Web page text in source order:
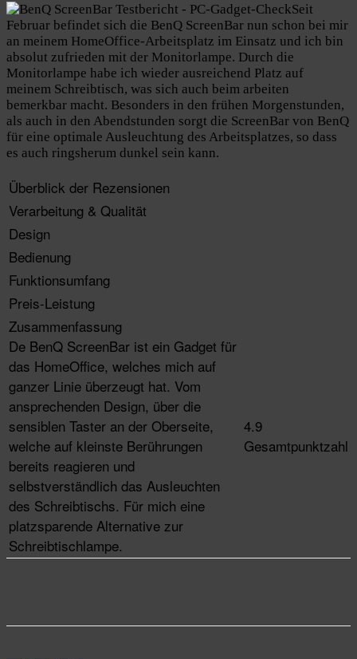
Seit
Februar befindet sich die BenQ ScreenBar nun schon bei mir
an meinem HomeOffice-Arbeitsplatz im Einsatz und ich bin
absolut zufrieden mit der Monitorlampe. Durch die
Monitorlampe habe ich wieder ausreichend Platz auf
meinem Schreibtisch, was sich auch beim arbeiten
bemerkbar macht. Besonders in den frühen Morgenstunden,
als auch in den Abendstunden sorgt die ScreenBar von BenQ
für eine optimale Ausleuchtung des Arbeitsplatzes, so dass
es auch ringsherum dunkel sein kann.
Überblick der Rezensionen
Verarbeitung & Qualität
Design
Bedienung
Funktionsumfang
Preis-Leistung
Zusammenfassung
De BenQ ScreenBar ist ein Gadget für
das HomeOffice, welches mich auf
ganzer Linie überzeugt hat. Vom
ansprechenden Design, über die
sensiblen Taster an der Oberseite,
welche auf kleinste Berührungen
bereits reagieren und
selbstverständlich das Ausleuchten
des Schreibtischs. Für mich eine
platzsparende Alternative zur
Schreibtischlampe.
4.9
Gesamtpunktzahl